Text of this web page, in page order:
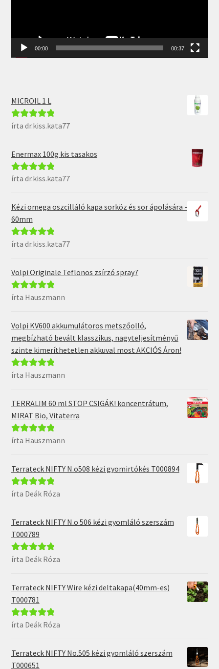
00:00 00:37
MICROIL 1 L
Értékelés:5 /
írta dr.kiss.kata77
Enermax 100g kis tasakos
Értékelés:5 /
írta dr.kiss.kata77
Kézi omega oszcilláló kapa sorköz és sor ápolására -
60mm
Értékelés:5 /
írta dr.kiss.kata77
Volpi Originale Teflonos zsírzó spray7
Értékelés:5/
írta Hauszmann
Volpi KV600 akkumulátoros metszőolló,
megbízható bevált klasszikus, nagyteljesítményű
szinte kimeríthetetlen akkuval most AKCIÓS Áron!
Értékelés:5/
írta Hauszmann
TERRALIM 60 ml STOP CSIGÁK! koncentrátum,
MIRAT Bio, Vitaterra
Értékelés:5/
írta Hauszmann
Terrateck NIFTY N.o508 kézi gyomirtókés T000894
Értékelés: 5/
írta Deák Róza
Terrateck NIFTY N.o 506 kézi gyomláló szerszám
T000789
Értékelés: 5/
írta Deák Róza
Terrateck NIFTY Wire kézi deltakapa(40mm-es)
T000781
Értékelés: 5/
írta Deák Róza
Terrateck NIFTY No.505 kézi gyomláló szerszám
T000651